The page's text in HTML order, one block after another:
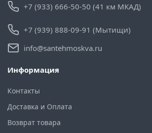
+7 (933) 666-50-50 (41 км МКАД)
+7 (939) 888-09-91 (Мытищи)
info@santehmoskva.ru
Информация
Контакты
Доставка и Оплата
Возврат товара